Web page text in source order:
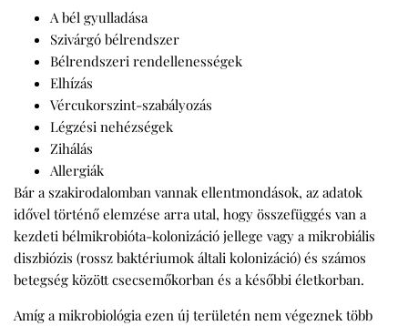
A bél gyulladása
Szivárgó bélrendszer
Bélrendszeri rendellenességek
Elhízás
Vércukorszint-szabályozás
Légzési nehézségek
Zihálás
Allergiák
Bár a szakirodalomban vannak ellentmondások, az adatok
idővel történő elemzése arra utal, hogy összefüggés van a
kezdeti bélmikrobióta-kolonizáció jellege vagy a mikrobiális
diszbiózis (rossz baktériumok általi kolonizáció) és számos
betegség között csecsemőkorban és a későbbi életkorban.
Amíg a mikrobiológia ezen új területén nem végeznek több